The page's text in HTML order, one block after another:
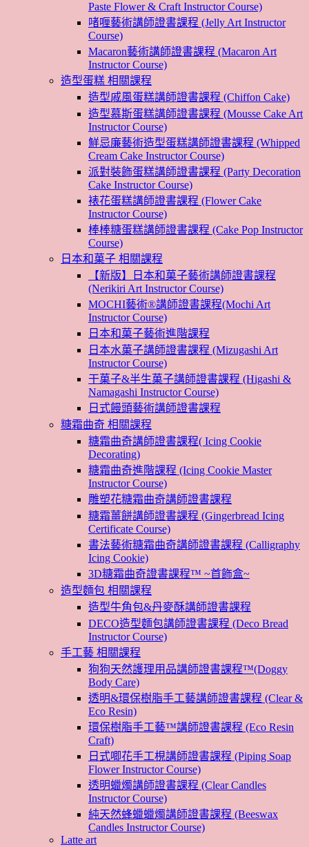
Paste Flower & Craft Instructor Course)
啫喱藝術講師證書課程 (Jelly Art Instructor
Course)
Macaron藝術講師證書課程 (Macaron Art
Instructor Course)
造型蛋糕 相關課程
造型戚風蛋糕講師證書課程 (Chiffon Cake)
造型慕斯蛋糕講師證書課程 (Mousse Cake Art
Instructor Course)
鮮忌廉藝術造型蛋糕講師證書課程 (Whipped
Cream Cake Instructor Course)
派對裝飾蛋糕講師證書課程 (Party Decoration
Cake Instructor Course)
裱花蛋糕講師證書課程 (Flower Cake
Instructor Course)
棒棒糖蛋糕講師證書課程 (Cake Pop Instructor
Course)
日本和菓子 相關課程
【新版】日本和菓子藝術講師證書課程
(Nerikiri Art Instructor Course)
MOCHI藝術®講師證書課程(Mochi Art
Instructor Course)
日本和菓子藝術進階課程
日本水菓子講師證書課程 (Mizugashi Art
Instructor Course)
干菓子&半生菓子講師證書課程 (Higashi &
Namagashi Instructor Course)
日式饅頭藝術講師證書課程
糖霜曲奇 相關課程
糖霜曲奇講師證書課程( Icing Cookie
Decorating)
糖霜曲奇進階課程 (Icing Cookie Master
Instructor Course)
雕塑花糖霜曲奇講師證書課程
糖霜薑餅講師證書課程 (Gingerbread Icing
Certificate Course)
書法藝術糖霜曲奇講師證書課程 (Calligraphy
Icing Cookie)
3D糖霜曲奇證書課程™ ~首飾盒~
造型麵包 相關課程
造型牛角包&丹麥酥講師證書課程
DECO造型麵包講師證書課程 (Deco Bread
Instructor Course)
手工藝 相關課程
狗狗天然護理用品講師證書課程™(Doggy
Body Care)
透明&環保樹脂手工藝講師證書課程 (Clear &
Eco Resin)
環保樹脂手工藝™講師證書課程 (Eco Resin
Craft)
日式唧花手工梘講師證書課程 (Piping Soap
Flower Instructor Course)
透明蠟燭講師證書課程 (Clear Candles
Instructor Course)
純天然蜂蠟蠟燭講師證書課程 (Beeswax
Candles Instructor Course)
Latte art